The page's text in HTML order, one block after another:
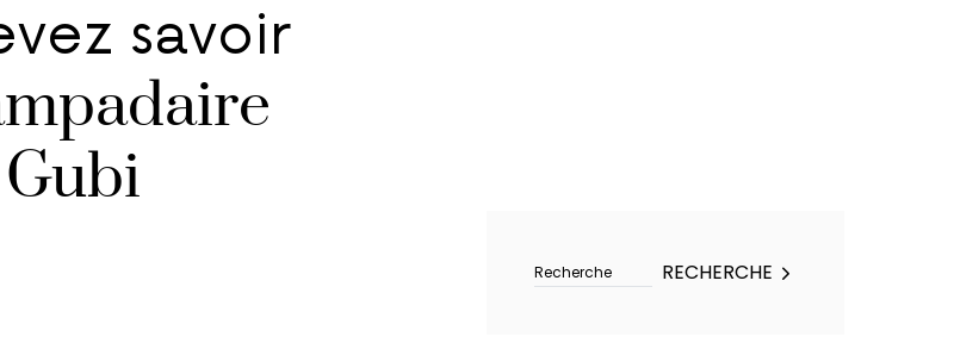
savoir
RECHERCHE